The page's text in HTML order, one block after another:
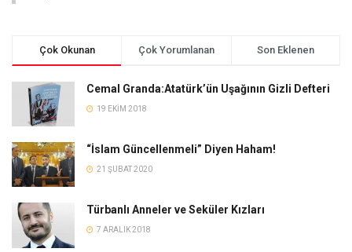
Çok Okunan Çok Yorumlanan Son Eklenen
Cemal Granda:Atatürk’ün Uşağının Gizli Defteri
19 EKIM 2018
“İslam Güncellenmeli” Diyen Haham!
21 ŞUBAT 2020
Türbanlı Anneler ve Seküler Kızları
7 ARALIK 2018